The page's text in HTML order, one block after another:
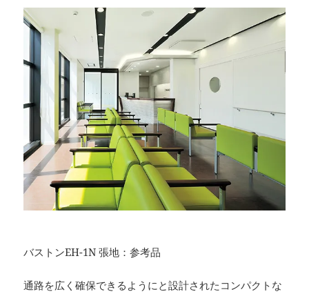
バストンEH-1N 張地：参考品
通路を広く確保できるようにと設計されたコンパクトな